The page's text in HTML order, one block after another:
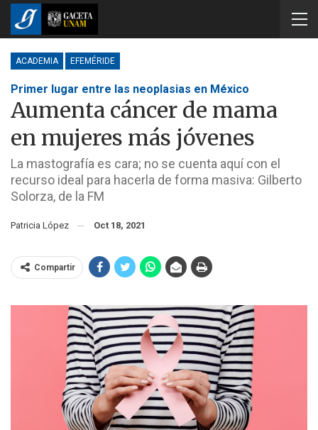
ACADEMIA EFEMÉRIDE
Primer lugar entre las neoplasias en México
Aumenta cáncer de mama
en mujeres más jóvenes
La mastografía es cara; no se cuenta aquí con el
recurso ideal para hacerla de forma masiva: Gilberto
Solorza, de la FM
Patricia López Oct 18, 2021
Compartir